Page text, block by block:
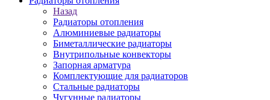
Назад
Радиаторы отопления
Алюминиевые радиаторы
Биметаллические радиаторы
Внутрипольные конвекторы
Запорная арматура
Комплектующие для радиаторов
Стальные радиаторы
Чугунные радиаторы